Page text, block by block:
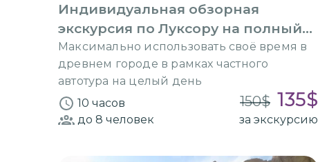
Индивидуальная обзорная
экскурсия по Луксору на полный
день
Максимально использовать своё время в
древнем городе в рамках частного
автотура на целый день
10 часов
150$ 135$
до 8 человек за экскурсию